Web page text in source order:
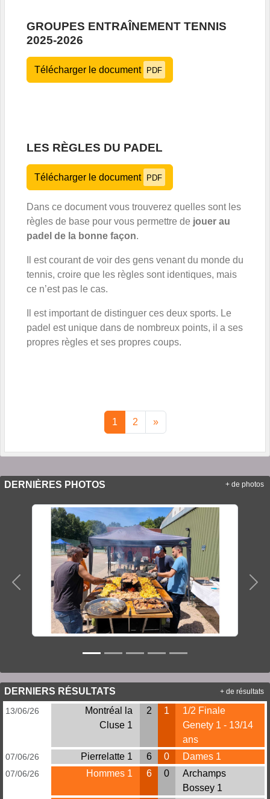
GROUPES ENTRAÎNEMENT TENNIS
2025-2026
Télécharger le document PDF
LES RÈGLES DU PADEL
Télécharger le document PDF
Dans ce document vous trouverez quelles sont les
règles de base pour vous permettre de jouer au
padel de la bonne façon.
Il est courant de voir des gens venant du monde du
tennis, croire que les règles sont identiques, mais
ce n’est pas le cas.
Il est important de distinguer ces deux sports. Le
padel est unique dans de nombreux points, il a ses
propres règles et ses propres coups.
1 2 »
DERNIÈRES PHOTOS
Précedent
+ de photos
DERNIERS RÉSULTATS
13/06/26
Montréal la
Cluse 1
2 1
1/2 Finale
Genety 1 - 13/14
ans
07/06/26 Pierrelatte 1 6 0 Dames 1
07/06/26 Hommes 1 6 0
Archamps
Bossey 1
+ de résultats